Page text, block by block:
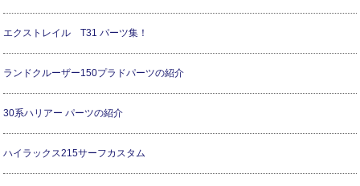
エクストレイル T31 パーツ集！
ランドクルーザー150プラドパーツの紹介
30系ハリアー パーツの紹介
ハイラックス215サーフカスタム